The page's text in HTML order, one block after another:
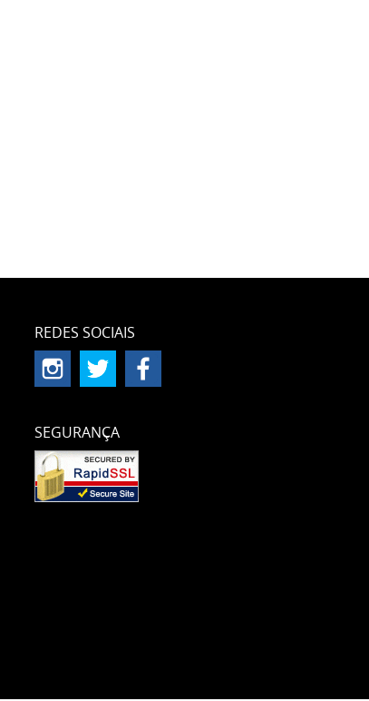
REDES SOCIAIS
SEGURANÇA